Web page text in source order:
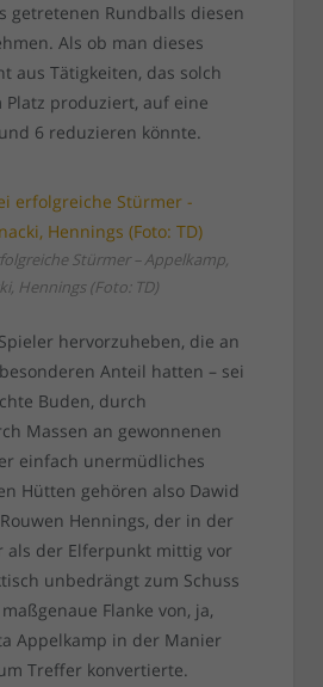
getretenen Rundballs diesen
Als ob man dieses
aus Tätigkeiten, das solch
Platz produziert, auf eine
6 reduzieren könnte.
Stürmer – Appelkamp,
Hennings (Foto: TD)
hervorzuheben, die an
Anteil hatten – sei
Buden, durch
Massen an gewonnenen
einfach unermüdliches
Hütten gehören also Dawid
Hennings, der in der
als der Elferpunkt mittig vor
unbedrängt zum Schuss
Flanke von, ja,
Appelkamp in der Manier
Treffer konvertierte.